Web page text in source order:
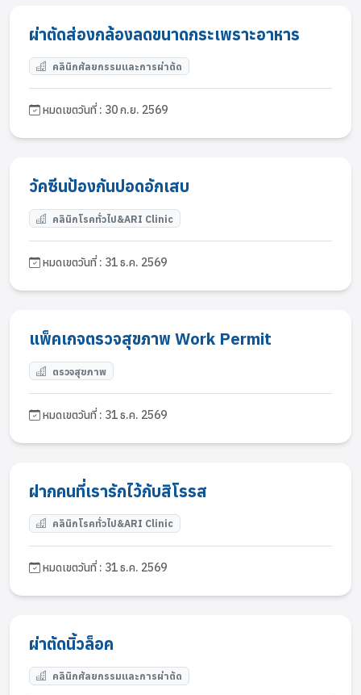
ผ่าตัดส่องกล้องลดขนาดกระเพราะอาหาร
คลินิกศัลยกรรมและการผ่าตัด
หมดเขตวันที่ : 30 ก.ย. 2569
วัคซีนป้องกันปอดอักเสบ
คลินิกโรคทั่วไป&ARI Clinic
หมดเขตวันที่ : 31 ธ.ค. 2569
แพ็คเกจตรวจสุขภาพ Work Permit
ตรวจสุขภาพ
หมดเขตวันที่ : 31 ธ.ค. 2569
ฝากคนที่เรารักไว้กับสิโรรส
คลินิกโรคทั่วไป&ARI Clinic
หมดเขตวันที่ : 31 ธ.ค. 2569
ผ่าตัดนิ้วล็อค
คลินิกศัลยกรรมและการผ่าตัด